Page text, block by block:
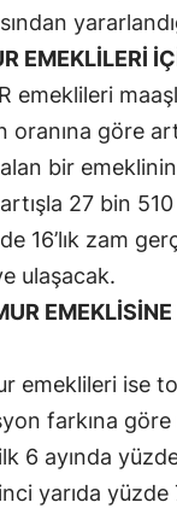
EMEKLİLERİ
emeklileri
oranına göre
bir emeklinin
27 bin 510
16’lık zam
ulaşacak.
EMEKLİSİNE
emeklileri ise
farkına göre
ilk 6 ayında
yarıda yüzde